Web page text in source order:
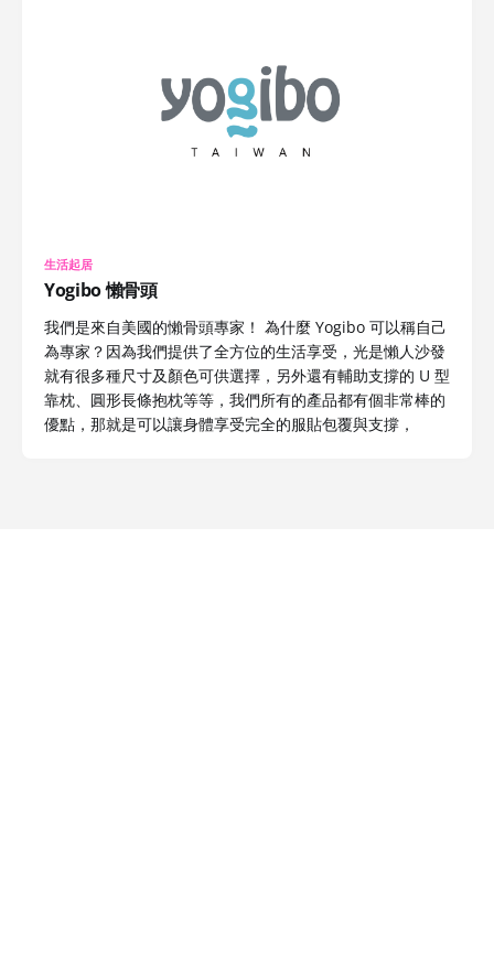
生活起居
Yogibo 懶骨頭
我們是來自美國的懶骨頭專家！ 為什麼 Yogibo 可以稱自己
為專家？因為我們提供了全方位的生活享受，光是懶人沙發
就有很多種尺寸及顏色可供選擇，另外還有輔助支撐的 U 型
靠枕、圓形長條抱枕等等，我們所有的產品都有個非常棒的
優點，那就是可以讓身體享受完全的服貼包覆與支撐，